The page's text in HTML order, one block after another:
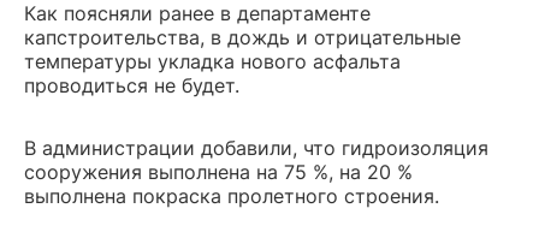
Как поясняли ранее в департаменте
капстроительства, в дождь и отрицательные
температуры укладка нового асфальта
проводиться не будет.
В администрации добавили, что гидроизоляция
сооружения выполнена на 75 %, на 20 %
выполнена покраска пролетного строения.